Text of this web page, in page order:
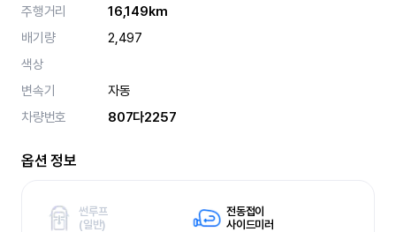
주행거리
16,149km
배기량
2,497
색상
변속기
자동
차량번호
807다2257
옵션 정보
썬루프
(일반)
전동접이
사이드미러